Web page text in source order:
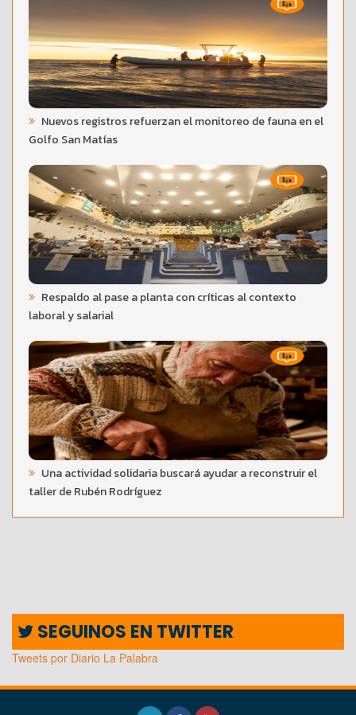
Nuevos registros refuerzan el monitoreo de fauna en el
Golfo San Matías
Respaldo al pase a planta con críticas al contexto
laboral y salarial
Una actividad solidaria buscará ayudar a reconstruir el
taller de Rubén Rodríguez
SEGUINOS EN TWITTER
Tweets por Diario La Palabra